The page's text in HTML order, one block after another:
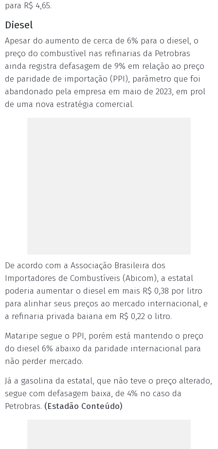
para R$ 4,65.
Diesel
Apesar do aumento de cerca de 6% para o diesel, o
preço do combustível nas refinarias da Petrobras
ainda registra defasagem de 9% em relação ao preço
de paridade de importação (PPI), parâmetro que foi
abandonado pela empresa em maio de 2023, em prol
de uma nova estratégia comercial.
De acordo com a Associação Brasileira dos
Importadores de Combustíveis (Abicom), a estatal
poderia aumentar o diesel em mais R$ 0,38 por litro
para alinhar seus preços ao mercado internacional, e
a refinaria privada baiana em R$ 0,22 o litro.
Mataripe segue o PPI, porém está mantendo o preço
do diesel 6% abaixo da paridade internacional para
não perder mercado.
Já a gasolina da estatal, que não teve o preço alterado,
segue com defasagem baixa, de 4% no caso da
Petrobras. (Estadão Conteúdo)